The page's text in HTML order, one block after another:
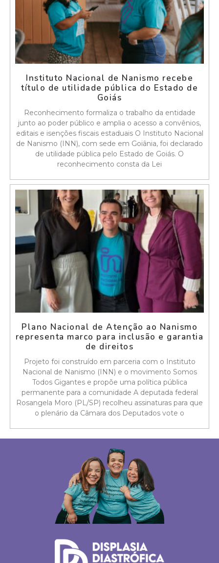
Instituto Nacional de Nanismo recebe
título de utilidade pública do Estado de
Goiás
Reconhecimento formaliza o trabalho da entidade
junto ao poder público e amplia o acesso a convênios,
editais e isenções fiscais estaduais O Instituto Nacional
de Nanismo (INN), com sede em Goiânia, foi declarado
de utilidade pública pelo Estado de Goiás. O
reconhecimento consta da Lei
Plano Nacional de Atenção ao Nanismo
representa marco para inclusão e garantia
de direitos
Projeto foi construído em parceria com o Instituto
Nacional de Nanismo (INN) e o movimento Somos
Todos Gigantes e propõe uma política pública
permanente para a comunidade A deputada federal
Rosangela Moro (PL/SP) recolheu assinaturas para que
o plenário da Câmara dos Deputados vote o